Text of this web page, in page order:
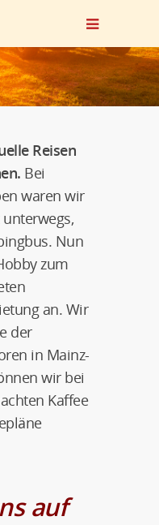
Reisen
Bei
waren wir
Nun
zum
an. Wir
der
in Mainz-
wir bei
Kaffee
auf